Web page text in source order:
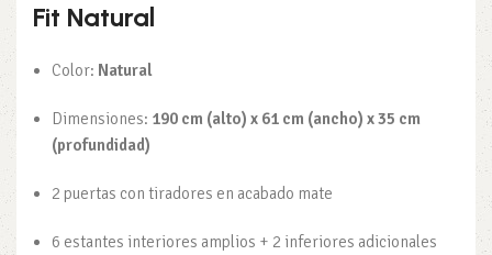
Fit Natural
Color: Natural
Dimensiones: 190 cm (alto) x 61 cm (ancho) x 35 cm
(profundidad)
2 puertas con tiradores en acabado mate
6 estantes interiores amplios + 2 inferiores adicionales